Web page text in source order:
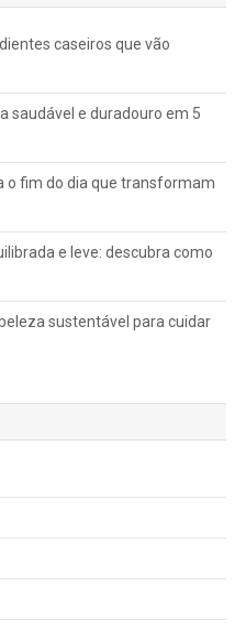
caseiros que vão
saudável e duradouro em 5
o fim do dia que transformam
e leve: descubra como
sustentável para cuidar